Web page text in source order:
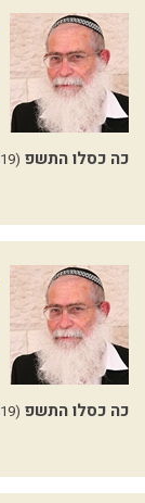
כה כסלו התשפ (23.12.2019)
כה כסלו התשפ (23.12.2019)